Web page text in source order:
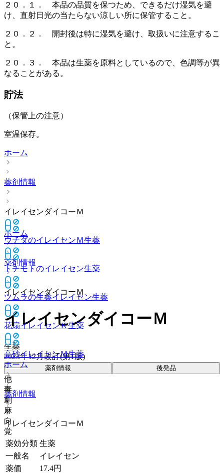
２０．１． 本品の品質を保つため、できるだけ湿気を避
け、直射日光の当たらない涼しい所に保管すること。
２０．２． 開封後は特に湿気を避け、取扱いに注意するこ
と。
２０．３． 本品は生薬を原料としているので、色調等が異
なることがある。
貯法
（保管上の注意）
室温保存。
ホーム
薬剤情報
イレイセンダイコーＭ
ウチダのイレイセンＭ生薬
トチモトのイレイセン生薬
ツムラの生薬イレイセン生薬
花扇イレイセンＫ生薬
高砂イレイセンＭ生薬
ホーム
薬剤情報
イレイセンダイコーＭ
ホーム
薬剤情報
イレイセンダイコーＭ
イレイセンダイコーＭ
生薬
2023年12月改訂(第1版)
薬剤情報 後発品
他
毒
劇
麻
向
覚
薬効分類 生薬
一般名
イレイセン
薬価
17.4円